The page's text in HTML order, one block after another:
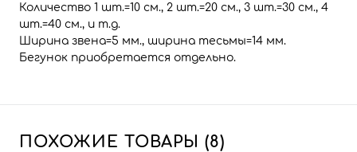
Количество 1 шт.=10 см., 2 шт.=20 см., 3 шт.=30 см., 4
шт.=40 см., и т.д.
Ширина звена=5 мм., ширина тесьмы=14 мм.
Бегунок приобретается отдельно.
ПОХОЖИЕ ТОВАРЫ (8)